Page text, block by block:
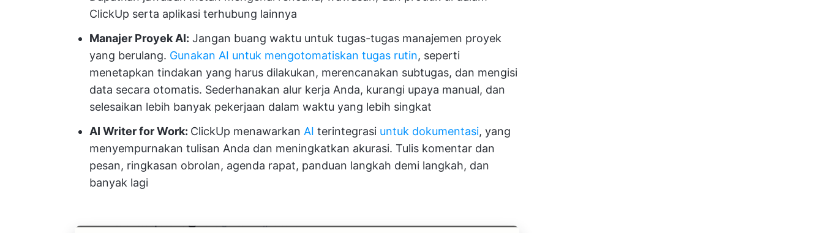
ClickUp serta aplikasi terhubung lainnya
Manajer Proyek AI: Jangan buang waktu untuk tugas-tugas manajemen proyek
yang berulang. Gunakan AI untuk mengotomatiskan tugas rutin, seperti
menetapkan tindakan yang harus dilakukan, merencanakan subtugas, dan mengisi
data secara otomatis. Sederhanakan alur kerja Anda, kurangi upaya manual, dan
selesaikan lebih banyak pekerjaan dalam waktu yang lebih singkat
AI Writer for Work: ClickUp menawarkan AI terintegrasi untuk dokumentasi, yang
menyempurnakan tulisan Anda dan meningkatkan akurasi. Tulis komentar dan
pesan, ringkasan obrolan, agenda rapat, panduan langkah demi langkah, dan
banyak lagi